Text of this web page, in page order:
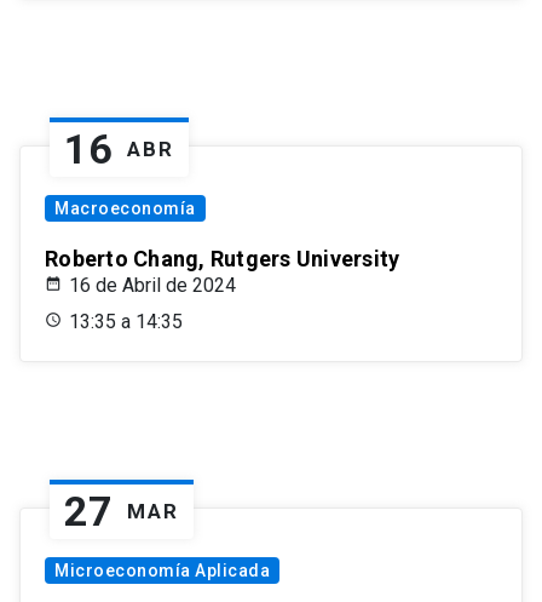
16 ABR
Macroeconomía
Roberto Chang, Rutgers University
16 de Abril de 2024
13:35 a 14:35
27 MAR
Microeconomía Aplicada